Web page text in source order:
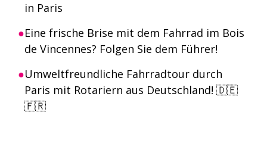
in Paris
Eine frische Brise mit dem Fahrrad im Bois
de Vincennes? Folgen Sie dem Führer!
Umweltfreundliche Fahrradtour durch
Paris mit Rotariern aus Deutschland! 🇩🇪
🇫🇷